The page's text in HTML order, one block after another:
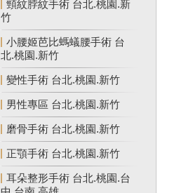
頸紋脖紋手術 台北.桃園.新
竹
小腰姬芭比螞蟻腰手術 台
北.桃園.新竹
變性手術 台北.桃園.新竹
男性專區 台北.桃園.新竹
磨骨手術 台北.桃園.新竹
正顎手術 台北.桃園.新竹
耳朵整形手術 台北.桃園.台